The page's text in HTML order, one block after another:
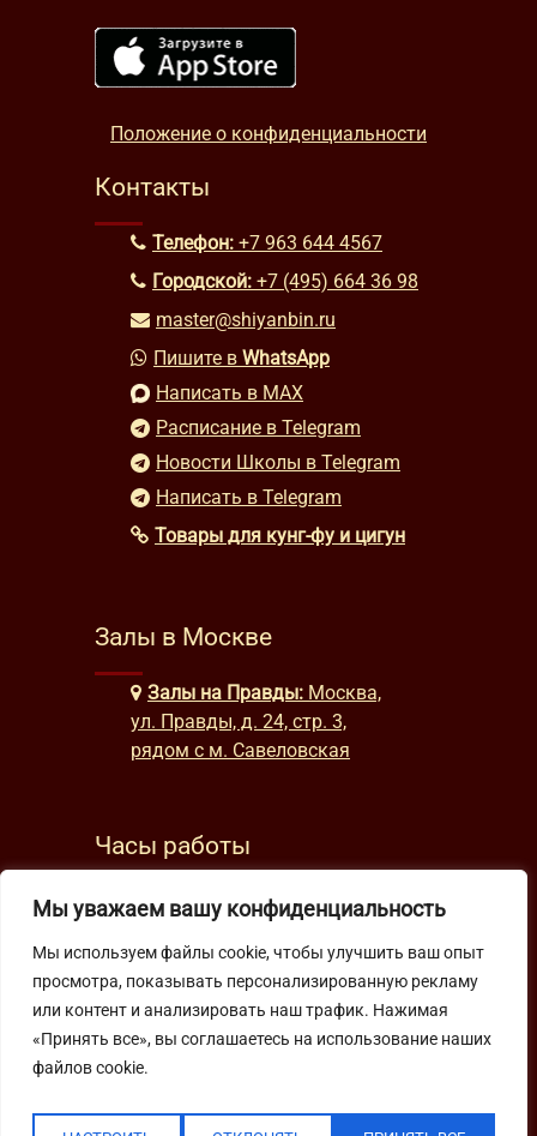
Мы уважаем вашу конфиденциальность
Мы используем файлы cookie, чтобы улучшить ваш опыт
просмотра, показывать персонализированную рекламу
или контент и анализировать наш трафик. Нажимая
«Принять все», вы соглашаетесь на использование наших
файлов cookie.
Положение о конфиденциальности
Контакты
Телефон: +7 963 644 4567
Городской: +7 (495) 664 36 98
master@shiyanbin.ru
Пишите в WhatsApp
Написать в MAX
Расписание в Telegram
Новости Школы в Telegram
Написать в Telegram
Товары для кунг-фу и цигун
Залы в Москве
Залы на Правды: Москва,
ул. Правды, д. 24, стр. 3,
рядом с м. Савеловская
Часы работы
будни: с 9:00 до 22:00
Подпишитесь на нашу рассылку